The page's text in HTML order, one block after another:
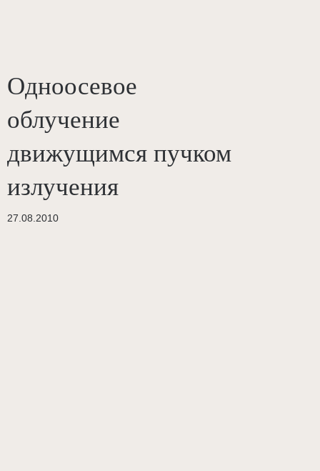
Одноосевое
облучение
движущимся пучком
излучения
27.08.2010